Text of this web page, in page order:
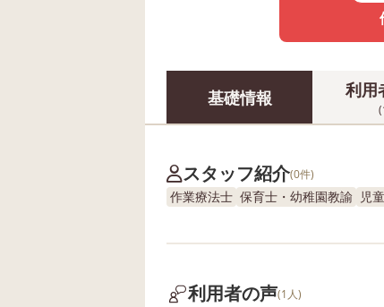
基礎情報 利用
スタッフ紹介(0件)
作業療法士 保育士・幼稚園教諭 児
利用者の声(1人)